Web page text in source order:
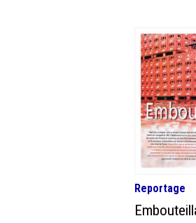
Reportage